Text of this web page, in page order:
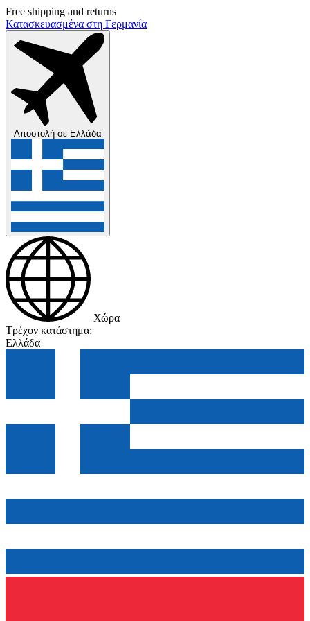
Free shipping and returns
Κατασκευασμένα στη Γερμανία
Αποστολή σε Ελλάδα
Χώρα
Τρέχον κατάστημα:
Ελλάδα